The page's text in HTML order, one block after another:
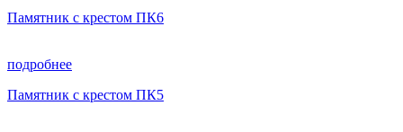
Памятник с крестом ПК6
подробнее
Памятник с крестом ПК5